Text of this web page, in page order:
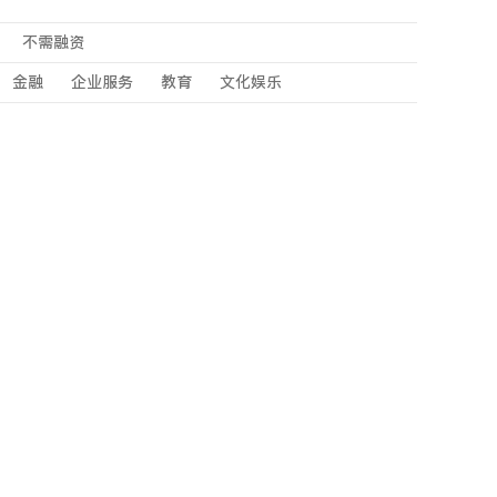
不需融资
金融 企业服务 教育 文化娱乐